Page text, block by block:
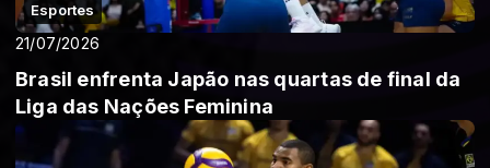
Esportes
21/07/2026
Brasil enfrenta Japão nas quartas de final da
Liga das Nações Feminina